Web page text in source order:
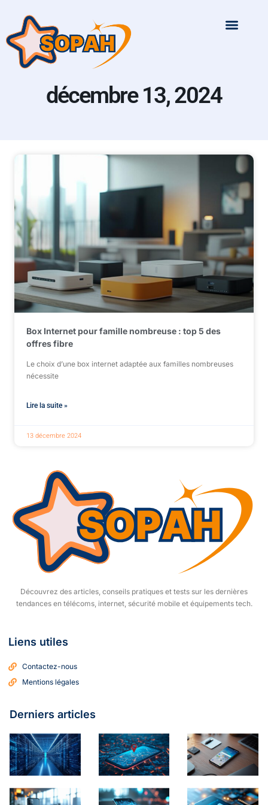
décembre 13, 2024
Box Internet pour famille nombreuse : top 5 des
offres fibre
Le choix d’une box internet adaptée aux familles nombreuses
nécessite
Lire la suite »
13 décembre 2024
Découvrez des articles, conseils pratiques et tests sur les dernières
tendances en télécoms, internet, sécurité mobile et équipements tech.
Liens utiles
Contactez-nous
Mentions légales
Derniers articles